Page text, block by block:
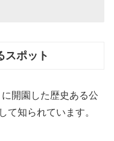
スポット
開園した歴史ある公
て知られています。